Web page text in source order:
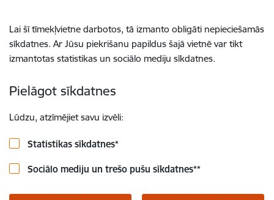
Lai šī tīmekļvietne darbotos, tā izmanto obligāti nepieciešamās
sīkdatnes. Ar Jūsu piekrišanu papildus šajā vietnē var tikt
izmantotas statistikas un sociālo mediju sīkdatnes.
Pielāgot sīkdatnes
Lūdzu, atzīmējiet savu izvēli:
Statistikas sīkdatnes*
Sociālo mediju un trešo pušu sīkdatnes**